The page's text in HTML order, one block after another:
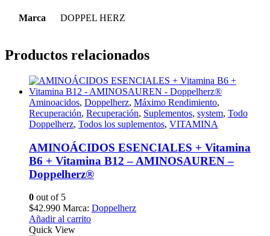
Marca DOPPEL HERZ
Productos relacionados
Aminoacidos, Doppelherz, Máximo Rendimiento,
Recuperación, Recuperación, Suplementos, system, Todo
Doppelherz, Todos los suplementos, VITAMINA
AMINOÁCIDOS ESENCIALES + Vitamina
B6 + Vitamina B12 – AMINOSAUREN –
Doppelherz®
0 out of 5
$42.990 Marca: Doppelherz
Añadir al carrito
Quick View